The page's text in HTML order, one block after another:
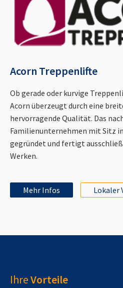
Acorn Treppenlifte
Ob gerade oder kurvige
Acorn überzeugt durch eine
hervorragende Qualität. Das
Familienunternehmen mit Sitz
gegründet und fertigt
Werken.
Mehr Infos Lokaler
IhreVorteile